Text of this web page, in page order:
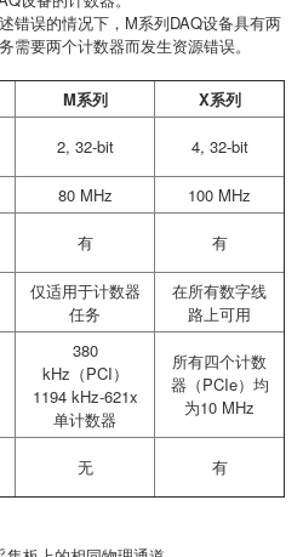
错误的情况下，M系列DAQ设备具有两
要两个计数器而发生资源错误。
M系列
X系列
2, 32-bit 4, 32-bit
80 MHz
100 MHz
有 有
仅适用于计数器
任务
在所有数字线
路上可用
380
kHz（PCI）
1194 kHz-621x
单计数器
所有四个计数
器（PCIe）均
为10 MHz
无 有